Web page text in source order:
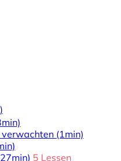
verwachten (1min)
5 Lessen